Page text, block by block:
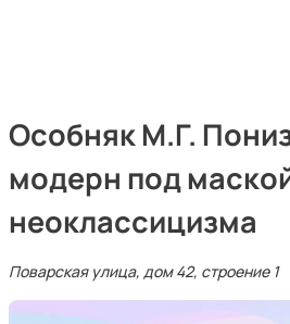
Особняк М.Г.
модерн под
неоклассицизма
Поварская улица, дом 42, строение 1